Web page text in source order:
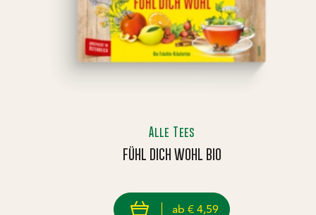
Alle Tees
FÜHL DICH WOHL BIO
view product
ab€ 4,59